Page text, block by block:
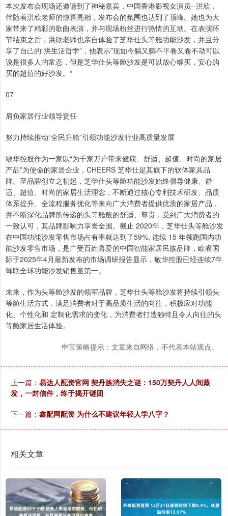
本次发布会现场还邀请到了神秘嘉宾，中国香港影视女演员--洪欣，
伴随着洪欣老师的惊喜亮相，发布会的氛围也达到了顶峰。她也为大
家带来了精彩的歌曲表演，并与现场粉丝进行热情的互动。在表演环
节结束之后，洪欣老师也亲自体验了芝华仕头等舱功能沙发，并且分
享了自己的“洪生活哲学”，他表示”现如今躺又躺不平卷又卷不动可以
说是很多人的常态，但是芝华仕头等舱沙发是可以放心够买，安心购
买的超值的好沙发。“
07
肩负家居行业领导责任
努力持续推动“全民升舱”引领功能沙发行业高质量发展
敏华控股作为一家以“为千家万户带来健康、舒适、超值、时尚的家居
产品”为使命的家居企业，CHEERS 芝华仕是其旗下的软体家具品
牌。至品牌创立之初起，芝华仕头等舱功能沙发始终倡导健康、舒
适、超值、时尚的家居生活理念，不断通过核心专利技术研发、品质
体系提升、全流程服务优化等来向广大消费者提供优质的家居产品，
并不断深化品牌所传递的头等舱般的舒适、尊贵，受到广大消费者的
一致认可，其品牌影响力享誉全国。截止 2020年，芝华仕头等舱沙发
在中国功能沙发零售市场占有率就达到了59%, 连续 15 年领跑国内功
能沙发零售市场，是广受百姓喜爱的中国智能家居民族品牌，欧睿国
际于2025年4月最新发布的市场调研报告显示，敏华控股已经连续7年
蝉联全球功能沙发销售量第一。
未来，作为头等舱沙发的领军品牌，芝华仕头等舱沙发将持续引领头
等舱生活方式，满足消费者对于高品质生活的向往，积极应对功能
化、个性化和 定制化需求的变化，为消费者打造独特且令人向往的头
等舱家居生活体验。
申宝策略提示：文章来自网络，不代表本站观点。
上一篇： 易达人配资官网 契丹族消失之谜：150万契丹人人间蒸
发，一封信件，终于揭开谜团
下一篇： 鑫配网配资 为什么不建议年轻人学八字？
相关文章